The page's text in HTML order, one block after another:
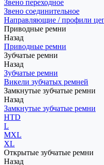
Звено переходное
Звено соединительное
Направляющие / профили
Приводные ремни
Назад
Приводные ремни
Зубчатые ремни
Назад
Зубчатые ремни
Викели зубчатых ремней
Замкнутые зубчатые ремни
Назад
Замкнутые зубчатые ремни
HTD
L
MXL
XL
Открытые зубчатые ремни
Назад